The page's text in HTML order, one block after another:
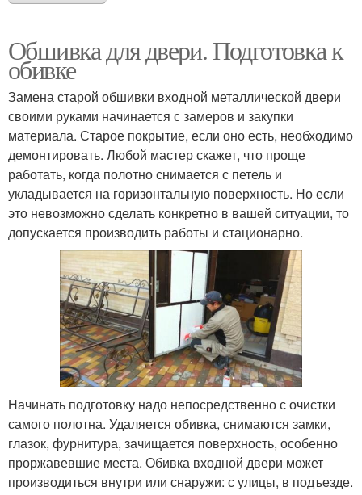
Обшивка для двери. Подготовка к
обивке
Замена старой обшивки входной металлической двери
своими руками начинается с замеров и закупки
материала. Старое покрытие, если оно есть, необходимо
демонтировать. Любой мастер скажет, что проще
работать, когда полотно снимается с петель и
укладывается на горизонтальную поверхность. Но если
это невозможно сделать конкретно в вашей ситуации, то
допускается производить работы и стационарно.
Начинать подготовку надо непосредственно с очистки
самого полотна. Удаляется обивка, снимаются замки,
глазок, фурнитура, зачищается поверхность, особенно
проржавевшие места. Обивка входной двери может
производиться внутри или снаружи: с улицы, в подъезде.